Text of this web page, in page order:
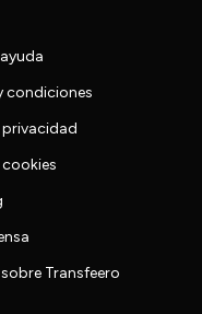
condiciones
Transfeero